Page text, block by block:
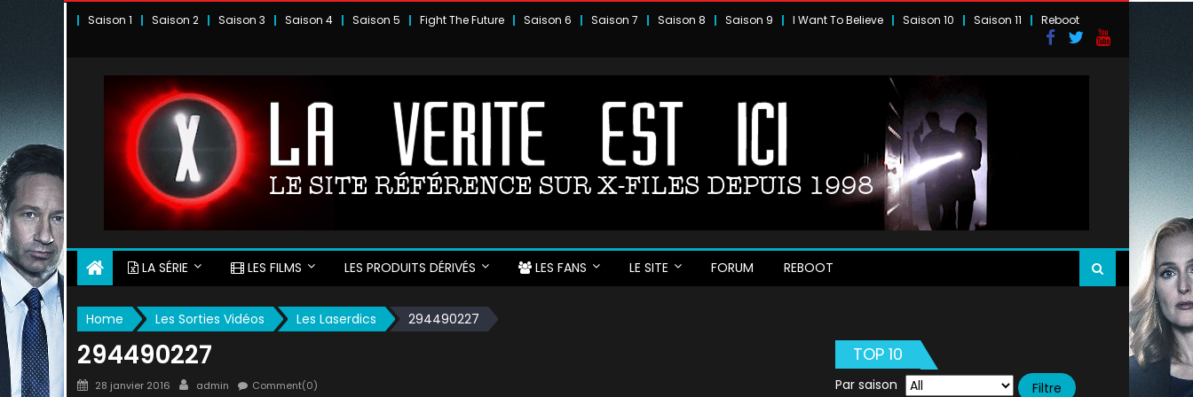
Saison 1 Saison 2 Saison 3 Saison 4 Saison 5 Fight The Future Saison 6 Saison 7 Saison 8 Saison 9 I Want To Believe Saison 10 Saison 11 Reboot
LA SÉRIE LES FILMS LES PRODUITS DÉRIVÉS LES FANS LE SITE FORUM REBOOT
Home Les Sorties Vidéos Les Laserdics 294490227
294490227
Posted
28 janvier 2016 Author
admin Comment(0)
TOP 10
Par saison